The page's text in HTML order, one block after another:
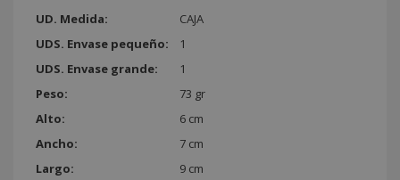
UD. Medida:
CAJA
UDS. Envase pequeño:
1
UDS. Envase grande:
1
Peso:
73 gr
Alto:
6 cm
Ancho:
7 cm
Largo:
9 cm